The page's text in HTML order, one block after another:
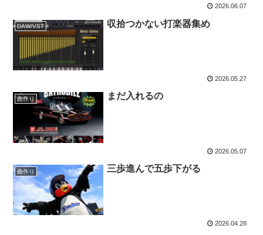
2026.06.07
DAW/VST 収拾つかない打楽器集め
2026.05.27
曲作り まだ入れるの
2026.05.07
曲作り 三歩進んで五歩下がる
2026.04.28